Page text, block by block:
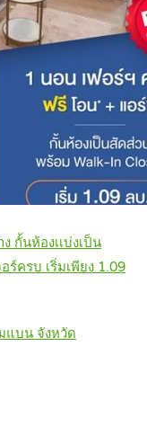
กั้นห้องเเบ่งเป็น
ร์ครบ เริ่มเพียง 1.09
แบน จังหวัด